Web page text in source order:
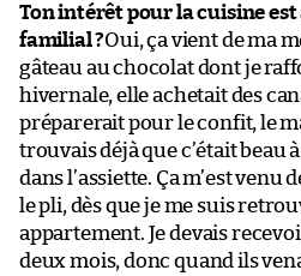
Ton intérêt pour la cuisine
familial ?Oui, ça vient de ma
gâteau au chocolat dont je
hivernale, elle achetait des
préparerait pour le confit, le
trouvais déjà que c’était beau
dans l’assiette. Ça m’est venu
le pli, dès que je me suis
appartement. Je devais
deux mois, donc quand ils